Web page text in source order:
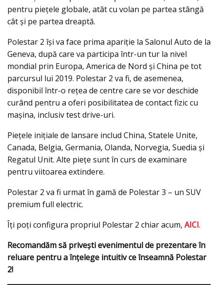
pentru piețele globale, atât cu volan pe partea stângă
cât şi pe partea dreaptă.
Polestar 2 îşi va face prima apariţie la Salonul Auto de la
Geneva, după care va participa într-un tur la nivel
mondial prin Europa, America de Nord şi China pe tot
parcursul lui 2019. Polestar 2 va fi, de asemenea,
disponibil într-o reţea de centre care se vor deschide
curând pentru a oferi posibilitatea de contact fizic cu
maşina, inclusiv test drive-uri.
Piețele inițiale de lansare includ China, Statele Unite,
Canada, Belgia, Germania, Olanda, Norvegia, Suedia și
Regatul Unit. Alte piețe sunt în curs de examinare
pentru viitoarea extindere.
Polestar 2 va fi urmat în gamă de Polestar 3 – un SUV
premium full electric.
Îţi poţi configura propriul Polestar 2 chiar acum, AICI.
Recomandăm să priveşti evenimentul de prezentare în
reluare pentru a înţelege intuitiv ce înseamnă Polestar
2!